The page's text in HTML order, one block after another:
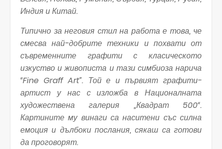
Индия и Китай.
Типично за неговия стил на работа е това, че
смесва най-добрите техники и похвати от
съвременните графити с класическото
изкуство и живописта и тази симбиоза нарича
“Fine Graff Art”. Той е и първият графити-
артист у нас с изложба в Националната
художествена галерия „Квадрат 500“.
Картините му винаги са наситени със силна
емоция и дълбоки послания, сякаш са готови
да проговорят.